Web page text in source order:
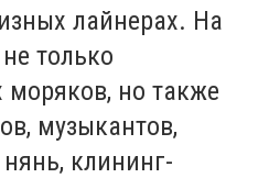
лайнерах. На
только
но также
музыкантов,
клининг-